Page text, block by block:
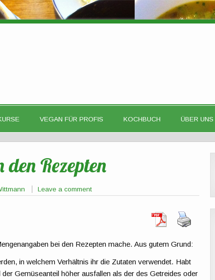
VEGAN FÜR PROFIS KOCHBUCH ÜBER UNS
Rezepten
Leave a comment
bei den Rezepten mache. Aus gutem Grund:
in welchem Verhältnis ihr die Zutaten verwendet. Habt
Gemüseanteil höher ausfallen als der des Getreides oder